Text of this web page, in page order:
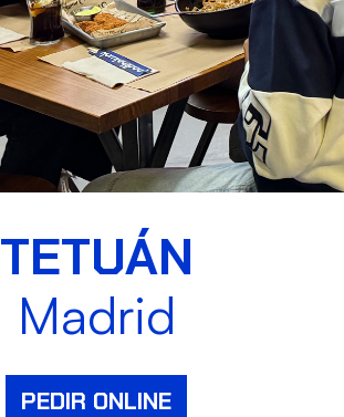
TETUÁN
Madrid
PEDIR ONLINE